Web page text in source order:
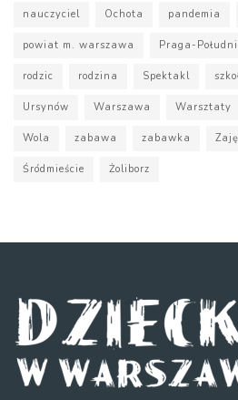
nauczyciel Ochota pandemia
powiat m. warszawa Praga-
rodzic rodzina Spektakl
Ursynów Warszawa Warsztaty
Wola zabawa zabawka
Śródmieście Żoliborz